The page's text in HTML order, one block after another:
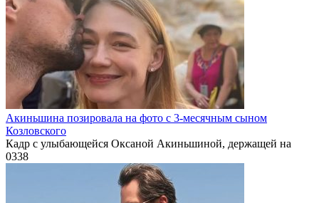
Акиньшина позировала на фото с 3-месячным сыном
Козловского
Кадр с улыбающейся Оксаной Акиньшиной, держащей на
0338